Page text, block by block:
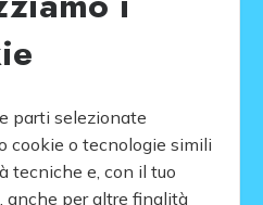
dei Marmi |
Camaiore |
| Ombrelloni e
parti selezionate
cookie o tecnologie simili
tecniche e, con il tuo
anche per altre finalità